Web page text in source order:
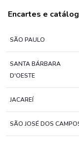
Encartes e
SÃO PAULO
SANTA BÁRBARA
D'OESTE
JACAREÍ
SÃO JOSÉ DOS